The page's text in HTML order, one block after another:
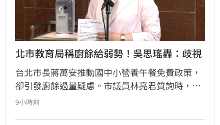
北市教育局稱廚餘給弱勢！吳思瑤轟：歧視
台北市長蔣萬安推動國中小營養午餐免費政策，
卻引發廚餘過量疑慮。市議員林亮君質詢時，教
育局長湯志民拋出將剩餘廚餘與剩食送交「食物
9小時前